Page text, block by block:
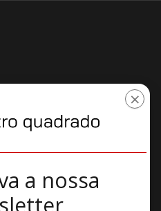
×
a nossa